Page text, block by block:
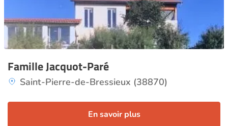
Famille Jacquot-Paré
Saint-Pierre-de-Bressieux (38870)
En savoir plus